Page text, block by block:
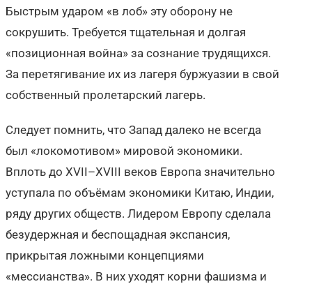
Быстрым ударом «в лоб» эту оборону не
сокрушить. Требуется тщательная и долгая
«позиционная война» за сознание трудящихся.
За перетягивание их из лагеря буржуазии в свой
собственный пролетарский лагерь.
Следует помнить, что Запад далеко не всегда
был «локомотивом» мировой экономики.
Вплоть до XVII–XVIII веков Европа значительно
уступала по объёмам экономики Китаю, Индии,
ряду других обществ. Лидером Европу сделала
безудержная и беспощадная экспансия,
прикрытая ложными концепциями
«мессианства». В них уходят корни фашизма и